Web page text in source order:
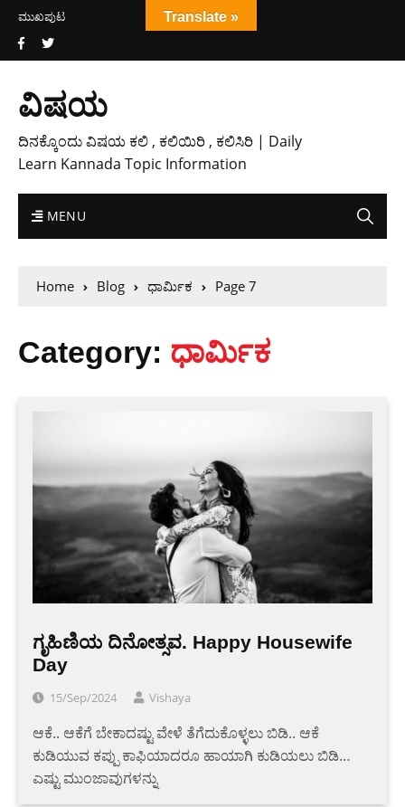
ಮುಖಪುಟ
ವಿಷಯ
ದಿನಕ್ಕೊಂದು ವಿಷಯ ಕಲಿ , ಕಲಿಯಿರಿ , ಕಲಿಸಿರಿ | Daily
Learn Kannada Topic Information
MENU
Home Blog ಧಾರ್ಮಿಕ Page 7
Category: ಧಾರ್ಮಿಕ
ಗೃಹಿಣಿಯ ದಿನೋತ್ಸವ. Happy Housewife
Day
15/Sep/2024 Vishaya
ಆಕೆ.. ಆಕೆಗೆ ಬೇಕಾದಷ್ಟು ವೇಳೆ ತೆಗೆದುಕೊಳ್ಳಲು ಬಿಡಿ.. ಆಕೆ
ಕುಡಿಯುವ ಕಪ್ಪು ಕಾಫಿಯಾದರೂ ಹಾಯಾಗಿ ಕುಡಿಯಲು ಬಿಡಿ…
ಎಷ್ಟು ಮುಂಜಾವುಗಳನ್ನು
Translate »